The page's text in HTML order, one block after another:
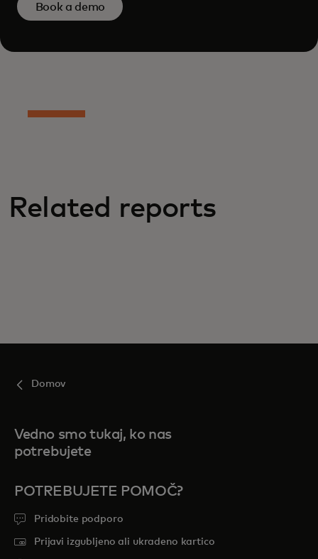
Book a demo
Related reports
Domov
Vedno smo tukaj, ko nas
potrebujete
POTREBUJETE POMOČ?
Pridobite podporo
Prijavi izgubljeno ali ukradeno kartico